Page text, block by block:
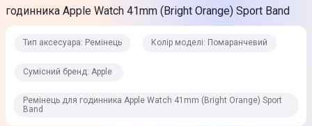
годинника Apple Watch 41mm (Bright Orange) Sport Band
Тип аксесуара: Ремінець Колір моделі: Помаранчевий
Сумісний бренд: Apple
Ремінець для годинника Apple Watch 41mm (Bright Orange) Sport
Band